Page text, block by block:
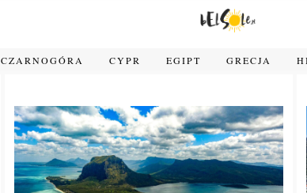
CZARNOGÓRA CYPR EGIPT GRECJA